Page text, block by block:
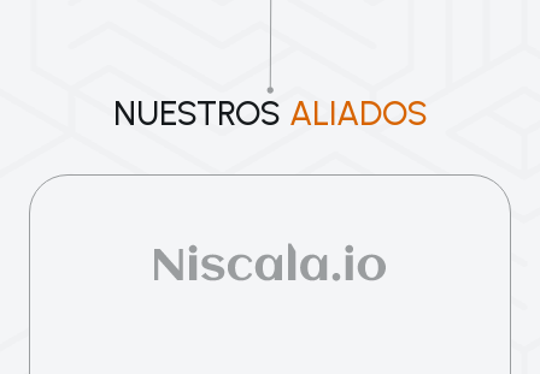
NUESTROS ALIADOS